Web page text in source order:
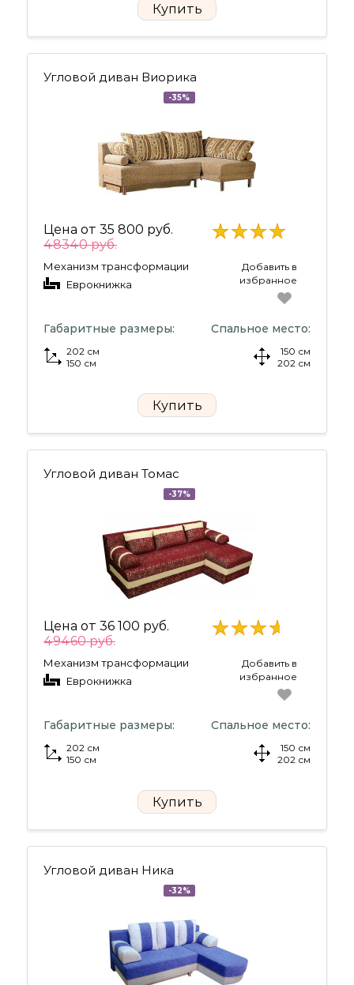
Купить
Угловой диван Виорика
-35%
Цена от 35 800 руб.
48340 руб.
Механизм трансформации
Еврокнижка
Добавить в
избранное
Габаритные размеры:
202 см
150 см
Спальное место:
150 см
202 см
Купить
Угловой диван Томас
-37%
Цена от 36 100 руб.
49460 руб.
Механизм трансформации
Еврокнижка
Добавить в
избранное
Габаритные размеры:
202 см
150 см
Спальное место:
150 см
202 см
Купить
Угловой диван Ника
-32%